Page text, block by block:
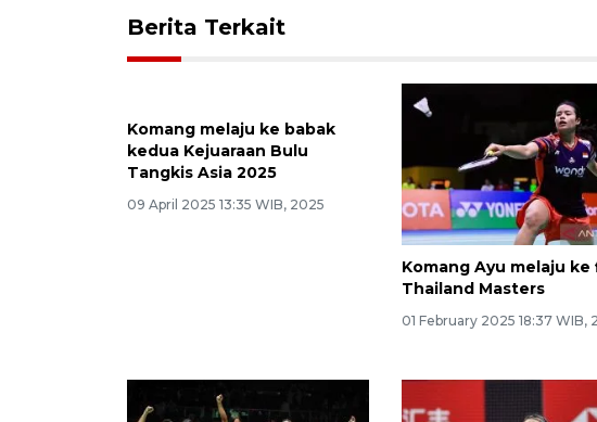
Berita Terkait
Komang melaju ke babak
kedua Kejuaraan Bulu
Tangkis Asia 2025
09 April 2025 13:35 WIB, 2025
Komang Ayu melaju ke
Thailand Masters
01 February 2025 18:37 WIB,